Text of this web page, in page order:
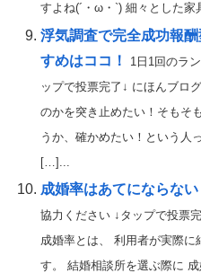
すよね(´・ω・`) 細々とした
浮気調査で完全成功報
すめはココ！
1日1回のラ
ップで投票完了↓ にほんブロ
のかを突き止めたい！そもそ
うか、確かめたい！という人
[…]...
成婚率はあてにならない
協力ください ↓タップで投票
成婚率とは、 利用者が実際に
す。 結婚相談所を選ぶ際に